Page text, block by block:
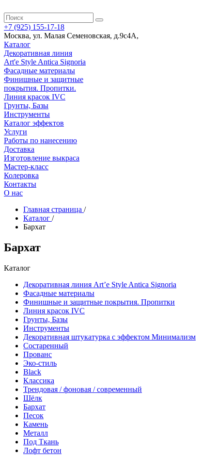
+7 (925) 155-17-18
Москва, ул. Малая Семеновская, д.9с4А,
Каталог
Декоративная линия
Art'e Style Antica Signoria
Фасадные материалы
Финишные и защитные
покрытия. Пропитки.
Линия красок IVC
Грунты, Базы
Инструменты
Каталог эффектов
Услуги
Работы по нанесению
Доставка
Изготовление выкраса
Мастер-класс
Колеровка
Контакты
О нас
Главная страница /
Каталог /
Бархат
Бархат
Каталог
Декоративная линия Art’e Style Antica Signoria
Фасадные материалы
Финишные и защитные покрытия. Пропитки
Линия красок IVC
Грунты, Базы
Инструменты
Декоративная штукатурка с эффектом Минимализм
Состаренный
Прованс
Эко-стиль
Black
Классика
Трендовая / фоновая / современный
Шёлк
Бархат
Песок
Камень
Металл
Под Ткань
Лофт бетон